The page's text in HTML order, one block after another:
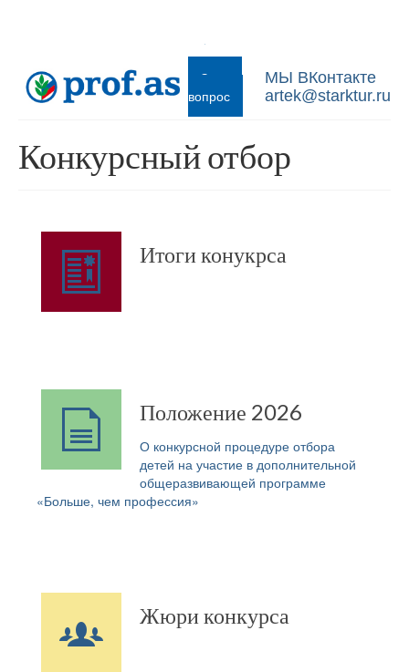
Задать
вопрос
МЫ ВКонтакте
artek@starktur.ru
Конкурсный отбор
Итоги конукрса
Положение 2026
О конкурсной процедуре отбора
детей на участие в дополнительной
общеразвивающей программе
«Больше, чем профессия»
Жюри конкурса